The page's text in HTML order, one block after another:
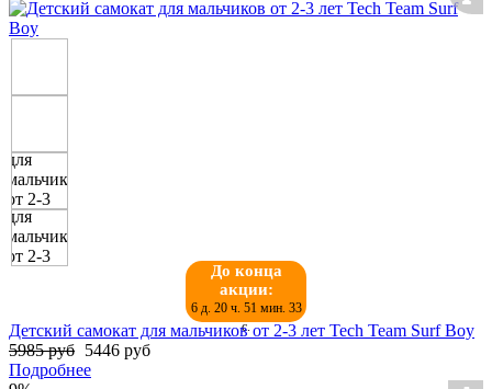
До конца
акции:
6 д. 20 ч. 51 мин. 32
с.
Детский самокат для мальчиков от 2-3 лет Tech Team Surf Boy
5985 руб 5446 руб
Подробнее